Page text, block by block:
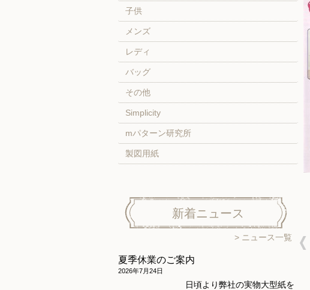
子供
メンズ
レディ
バッグ
その他
Simplicity
mパターン研究所
製図用紙
新着ニュース
ニュース一覧
夏季休業のご案内
2026年7月24日
日頃より弊社の実物大型紙を